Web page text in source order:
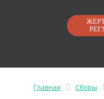
Главная Сборы